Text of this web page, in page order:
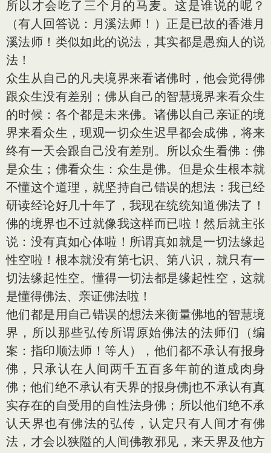
所以才会吃了三个月的马麦。这是谁说的呢？
（有人回答说：月溪法师！）正是已故的香港月
溪法师！类似如此的说法，其实都是愚痴人的说
法！
众生从自己的凡夫境界来看诸佛时，他会觉得佛
跟众生没有差别；佛从自己的智慧境界来看众生
的时候：各个都是未来佛。诸佛以自己亲证的境
界来看众生，现观一切众生迟早都会成佛，将来
终有一天会跟自己没有差别。所以众生看佛：佛
是众生；佛看众生：众生是佛。但是众生根本就
不懂这个道理，就坚持自己错误的想法：我已经
研读经论好几十年了，我现在统统知道佛法了！
佛的境界也不过就像我这样而已啦！然后就主张
说：没有真如心体啦！所谓真如就是一切法缘起
性空啦！根本就没有第七识、第八识，就只有一
切法缘起性空。懂得一切法都是缘起性空，这就
是懂得佛法、亲证佛法啦！
他们都是用自己错误的想法来衡量佛地的智慧境
界，所以那些弘传所谓原始佛法的法师们（编
案：指印顺法师！等人），他们都不承认有报身
佛，只承认在人间两千五百多年前的道成肉身
佛；他们绝不承认有天界的报身佛j也不承认有真
实存在的自受用的自性法身佛；所以他们绝不承
认天界也有佛法的弘传，认定只有人间才有佛
法，才会以狭隘的人间佛教邪见，来天界及他方